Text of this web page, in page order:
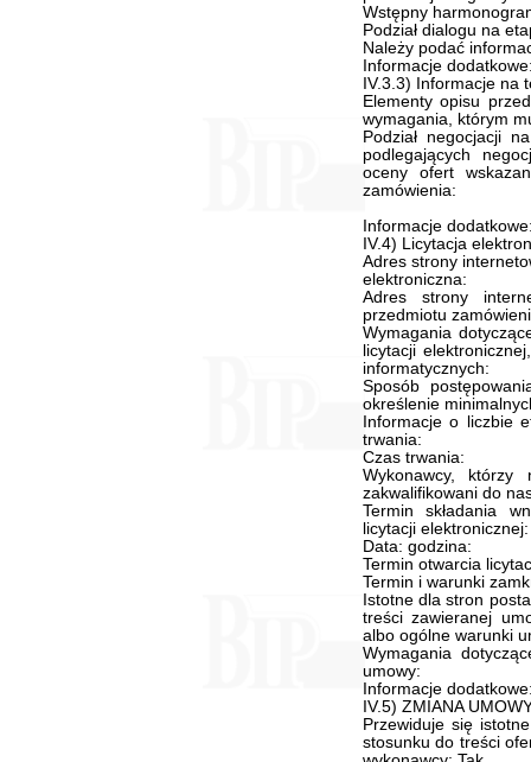
Wstępny
Podział dialogu na
Należy podać
Informacje
IV.3.3) Informacje na
Elementy opisu
wymagania, którym
Podział negocjacji
podlegających
oceny ofert
zamówienia:
Informacje
IV.4) Licytacja
Adres strony
elektroniczna:
Adres strony
przedmiotu
Wymagania
licytacji
informatycznych:
Sposób
określenie
Informacje o liczbie
trwania:
Czas trwania:
Wykonawcy, którzy
zakwalifikowani do
Termin składania
licytacji elektronicznej:
Data: godzina:
Termin otwarcia
Termin i warunki
Istotne dla stron
treści zawieranej
albo ogólne warunki
Wymagania
umowy:
Informacje
IV.5) ZMIANA
Przewiduje się
stosunku do treści